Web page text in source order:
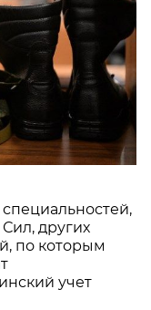
других
по которым
учет